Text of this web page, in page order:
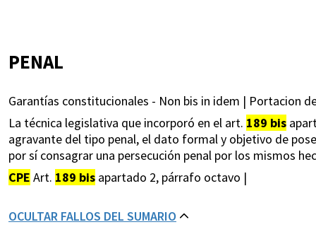
PENAL
Garantías constitucionales - Non bis in idem | Portacion
La técnica legislativa que incorporó en el art. 189 bis
agravante del tipo penal, el dato formal y objetivo de
por sí consagrar una persecución penal por los mismos
CPE Art. 189 bis apartado 2, párrafo octavo |
OCULTAR FALLOS DEL SUMARIO